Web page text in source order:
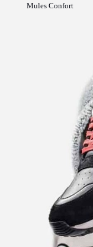
Mules Confort